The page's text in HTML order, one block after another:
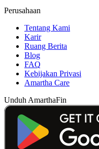
Perusahaan
Tentang Kami
Karir
Ruang Berita
Blog
FAQ
Kebijakan Privasi
Amartha Care
Unduh AmarthaFin